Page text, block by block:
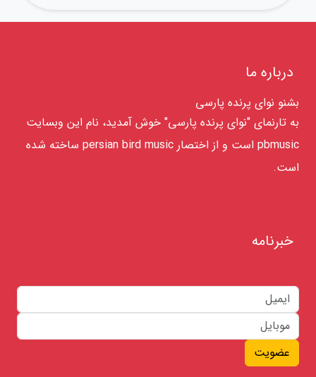
درباره ما
بشنو نوای پرنده پارسی
به تارنمای "نوای پرنده پارسی" خوش آمدید، نام این وبسایت
pbmusic است و از اختصار persian bird music ساخته شده
است.
خبرنامه
عضویت